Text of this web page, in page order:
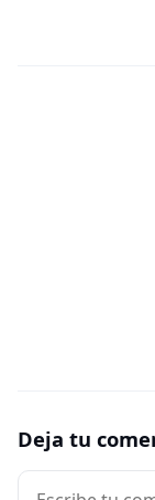
Deja tu
Comentario